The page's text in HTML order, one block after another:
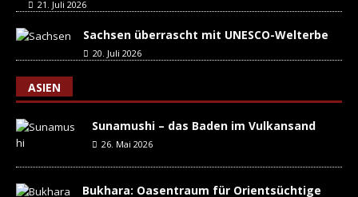
21. Juli 2026
Sachsen überrascht mit UNESCO-Welterbe
20. Juli 2026
ASIEN
Sunamushi – das Baden im Vulkansand
26. Mai 2026
Bukhara: Oasentraum für Orientsüchtige